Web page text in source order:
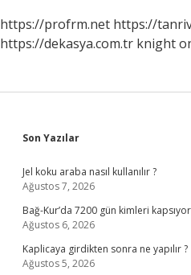
https://profrm.net https://
https://dekasya.com.tr knight
Sidebar
Son Yazılar
Jel koku araba nasıl kullanılır ?
Ağustos 7, 2026
Bağ-Kur’da 7200 gün kimleri
Ağustos 6, 2026
Kaplicaya girdikten sonra ne yapılır ?
Ağustos 5, 2026